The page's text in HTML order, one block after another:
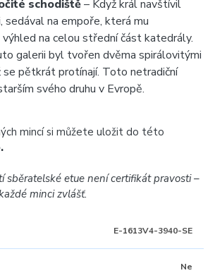
schodiště– Když král navštívil
sedával na empoře, která mu
na celou střední část katedrály.
galerii byl tvořen dvěma spirálovitými
se pětkrát protínají. Toto netradiční
svého druhu v Evropě.
mincí si můžete uložit do této
sběratelské etue není certifikát pravosti –
minci zvlášť.
E-1613V4-3940-SE
Ne